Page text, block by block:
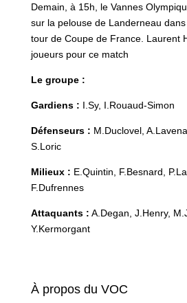
Demain, à 15h, le Vannes
sur la pelouse de Landerneau
tour de Coupe de France. Laurent
joueurs pour ce match
Le groupe :
Gardiens : I.Sy, I.Rouaud-Simon
Défenseurs : M.Duclovel,
S.Loric
Milieux : E.Quintin, F.Besnard,
F.Dufrennes
Attaquants : A.Degan, J.Henry,
Y.Kermorgant
À propos du VOC